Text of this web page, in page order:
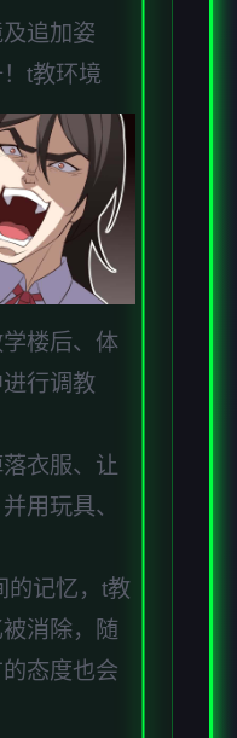
追加姿
t教环境
楼后、体
行调教
衣服、让
用玩具、
的记忆，t教
消除，随
态度也会